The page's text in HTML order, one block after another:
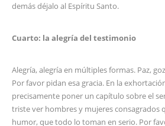
demás déjalo al Espíritu Santo.
Cuarto: la alegría del testimonio
Alegría, alegría en múltiples formas. Paz,
Por favor pidan esa gracia. En la
precisamente poner un capítulo sobre el
triste ver hombres y mujeres consagrados
humor, que todo lo toman en serio. Por